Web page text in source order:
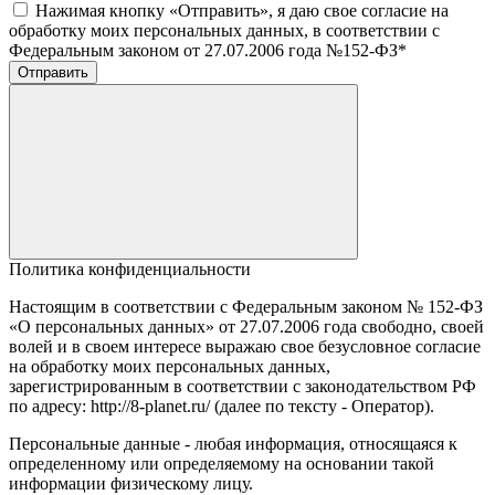
Нажимая кнопку «Отправить», я даю свое согласие на
обработку моих персональных данных, в соответствии с
Федеральным законом от 27.07.2006 года №152-ФЗ*
Отправить
Политика конфиденциальности
Настоящим в соответствии с Федеральным законом № 152-ФЗ
«О персональных данных» от 27.07.2006 года свободно, своей
волей и в своем интересе выражаю свое безусловное согласие
на обработку моих персональных данных,
зарегистрированным в соответствии с законодательством РФ
по адресу: http://8-planet.ru/ (далее по тексту - Оператор).
Персональные данные - любая информация, относящаяся к
определенному или определяемому на основании такой
информации физическому лицу.